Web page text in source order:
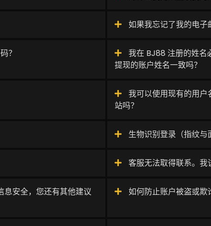
如果我忘记了我的电子
？
我在 BJ88 注册的姓名
提现的账户姓名一致吗？
我可以使用现有的用
站吗？
生物识别登录（指纹与
客服无法取得联系。我
息安全，您还有其他建议
如何防止账户被盗或欺